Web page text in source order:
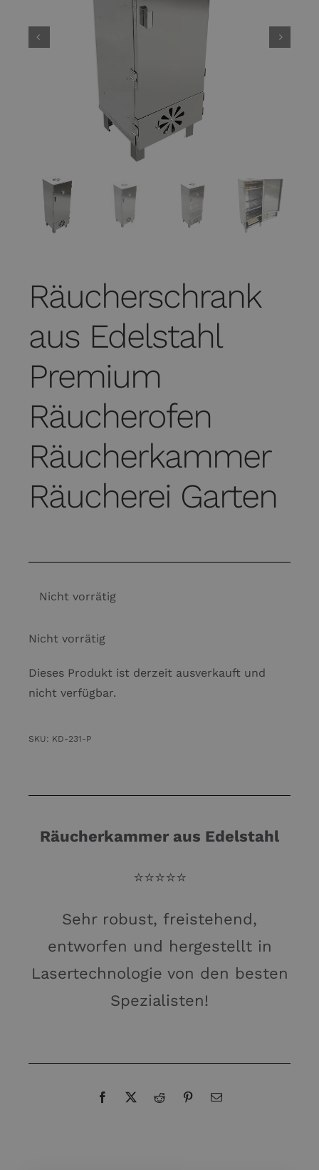
Räucherschrank
aus Edelstahl
Premium
Räucherofen
Räucherkammer
Räucherei Garten
Nicht vorrätig
Nicht vorrätig
Dieses Produkt ist derzeit ausverkauft und
nicht verfügbar.
SKU: KD-231-P
Räucherkammer aus Edelstahl
⭐️⭐️⭐️⭐️⭐️
Sehr robust, freistehend,
entworfen und hergestellt in
Lasertechnologie von den besten
Spezialisten!